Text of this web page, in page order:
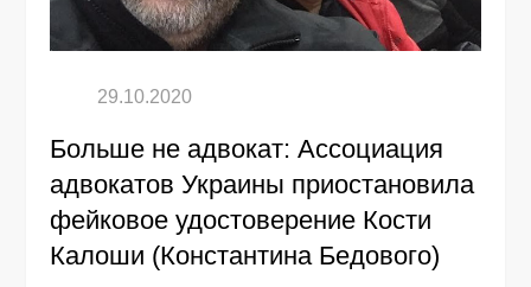
Больше не адвокат: Ассоциация
адвокатов Украины приостановила
фейковое удостоверение Кости
Калоши (Константина Бедового)